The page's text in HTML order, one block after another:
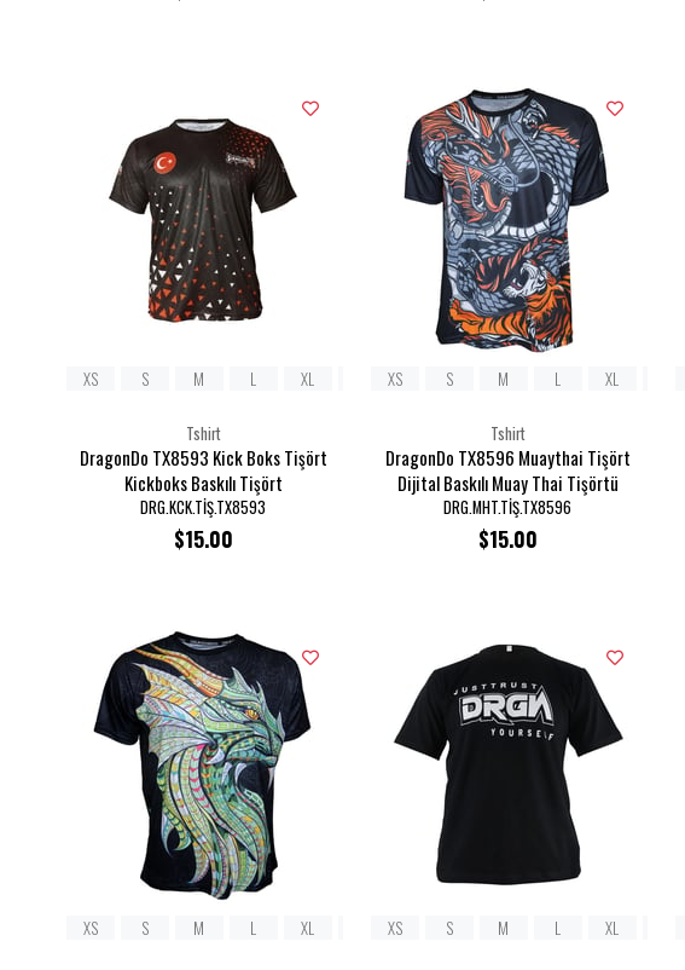
Tshirt
DragonDo TX8593 Kick Boks Tişört
Kickboks Baskılı Tişört
DRG.KCK.TİŞ.TX8593
$15.00
XS S M L XL
Tshirt
DragonDo TX8596 Muaythai Tişört
Dijital Baskılı Muay Thai Tişörtü
DRG.MHT.TİŞ.TX8596
$15.00
XS S M L XL
XS S M L XL XS S M L XL